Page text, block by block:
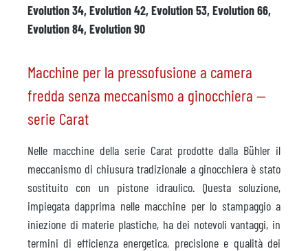
Evolution 34, Evolution 42, Evolution 53, Evolution 66,
Evolution 84, Evolution 90
Macchine per la pressofusione a camera
fredda senza meccanismo a ginocchiera —
serie Carat
Nelle macchine della serie Carat prodotte dalla Bühler il
meccanismo di chiusura tradizionale a ginocchiera è stato
sostituito con un pistone idraulico. Questa soluzione,
impiegata dapprima nelle macchine per lo stampaggio a
iniezione di materie plastiche, ha dei notevoli vantaggi, in
termini di efficienza energetica, precisione e qualità dei